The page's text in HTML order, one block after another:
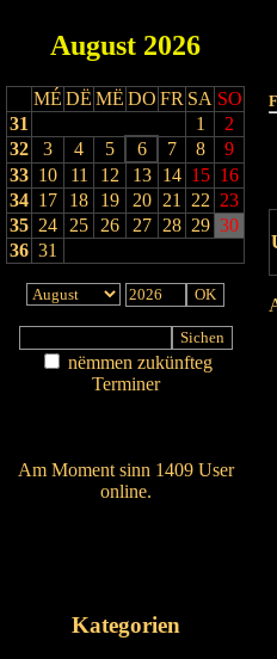
August 2026
MÉ DË MË DO FR SA SO
31
1
2
32
3 4 5 6 7 8
9
33 10 11 12 13 14 15 16
34 17 18 19 20 21 22 23
35 24 25 26 27 28 29 30
36 31
nëmmen zukünfteg
Terminer
Am Moment sinn 1409 User
online.
Kategorien